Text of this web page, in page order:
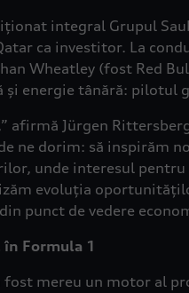
integral Grupul
ca investitor. La
Wheatley (fost Red
energie tânără:
Jürgen
ne dorim: să inspirăm
unde interesul
evoluția
punct de vedere
Formula 1
mereu un motor al